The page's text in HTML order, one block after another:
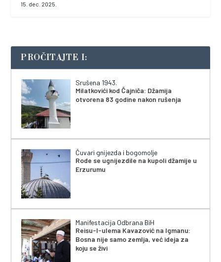
15. dec. 2025.
PROČITAJTE I:
Srušena 1943.
Milatkovići kod Čajniča: Džamija
otvorena 83 godine nakon rušenja
Čuvari gnijezda i bogomolje
Rode se ugnijezdile na kupoli džamije u
Erzurumu
Manifestacija Odbrana BiH
Reisu-l-ulema Kavazović na Igmanu:
Bosna nije samo zemlja, već ideja za
koju se živi